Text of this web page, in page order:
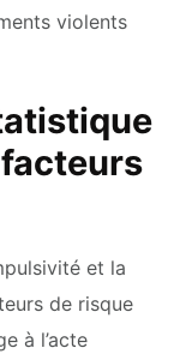
violents
et la
de risque
à l’acte